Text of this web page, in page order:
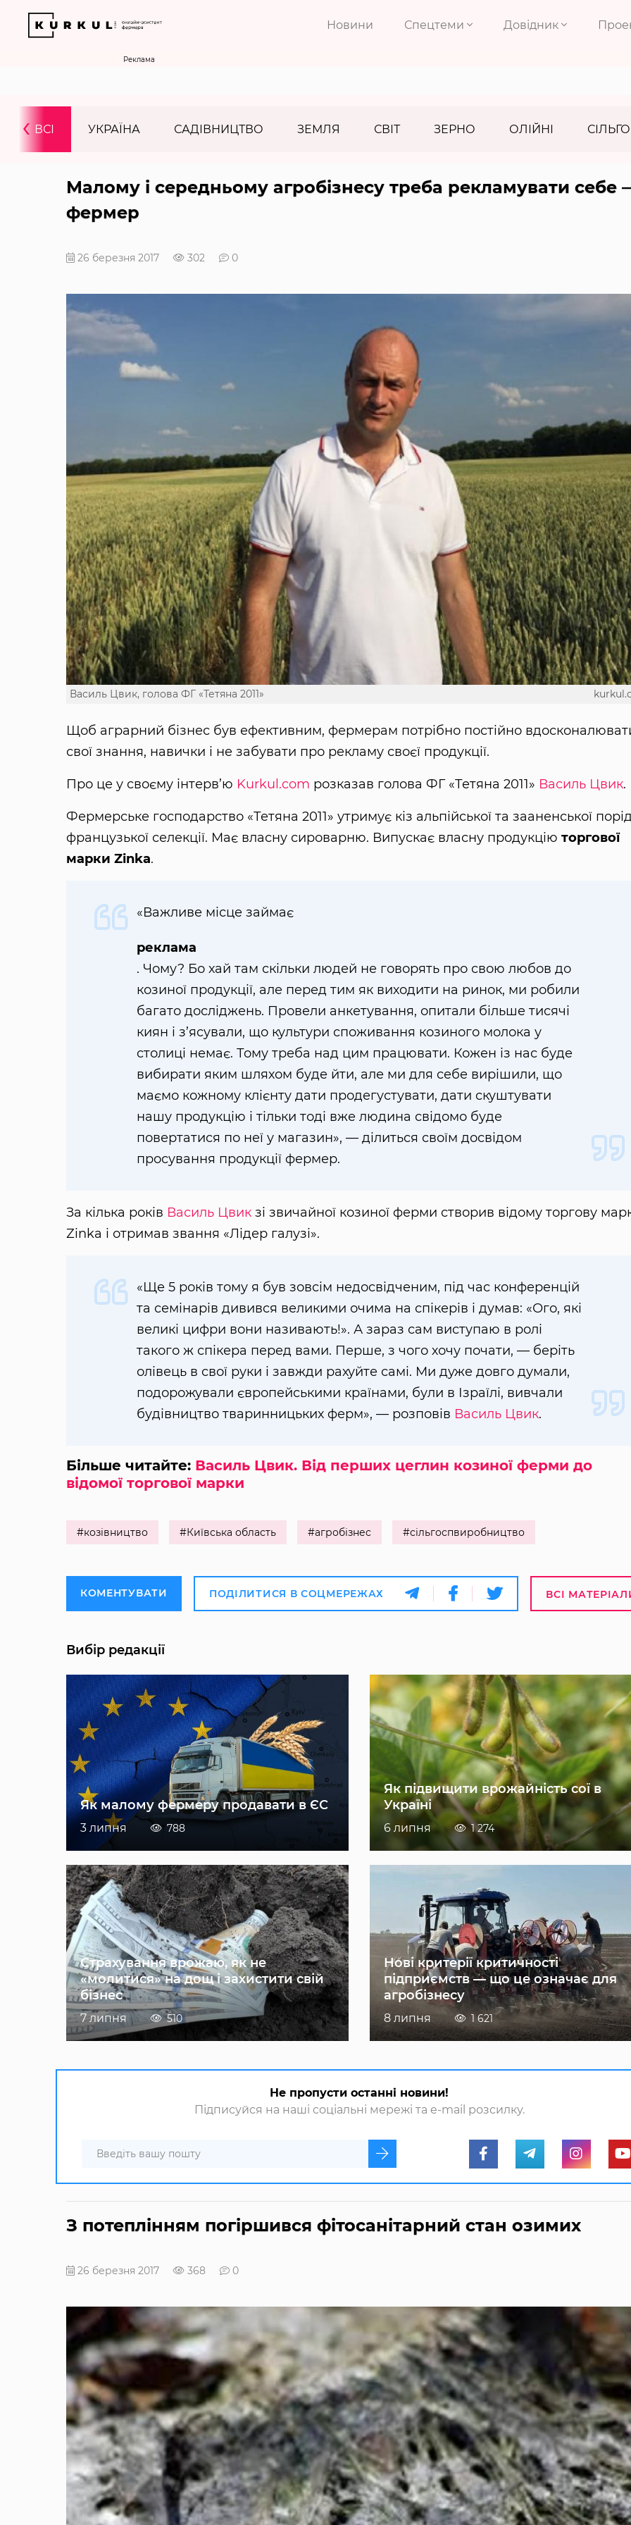
Новини Спецтеми Довідник
Реклама
ВСІ УКРАЇНА САДІВНИЦТВО ЗЕМЛЯ СВІТ ЗЕРНО ОЛІЙНІ
‹
Малому і середньому агробізнесу треба рекламувати себе
фермер
26 березня 2017 302 0
Василь Цвик, голова ФГ «Тетяна 2011»
Щоб аграрний бізнес був ефективним, фермерам потрібно постійно
свої знання, навички і не забувати про рекламу своєї продукції.
Про це у своєму інтерв’ю Kurkul.com розказав голова ФГ «Тетяна 2011» Василь Цвик.
Фермерське господарство «Тетяна 2011» утримує кіз альпійської та зааненської
французької селекції. Має власну сироварню. Випускає власну продукцію торгової
марки Zinka.
«Важливе місце займає
реклама
. Чому? Бо хай там скільки людей не говорять про свою любов до
козиної продукції, але перед тим як виходити на ринок, ми робили
багато досліджень. Провели анкетування, опитали більше тисячі
киян і з’ясували, що культури споживання козиного молока у
столиці немає. Тому треба над цим працювати. Кожен із нас буде
вибирати яким шляхом буде йти, але ми для себе вирішили, що
маємо кожному клієнту дати продегустувати, дати скуштувати
нашу продукцію і тільки тоді вже людина свідомо буде
повертатися по неї у магазин», — ділиться своїм досвідом
просування продукції фермер.
За кілька років Василь Цвикзі звичайної козиної ферми створив відому торгову
Zinka і отримав звання «Лідер галузі».
«Ще 5 років тому я був зовсім недосвідченим, під час конференцій
та семінарів дивився великими очима на спікерів і думав: «Ого, які
великі цифри вони називають!». А зараз сам виступаю в ролі
такого ж спікера перед вами. Перше, з чого хочу почати, — беріть
олівець в свої руки і завжди рахуйте самі. Ми дуже довго думали,
подорожували європейськими країнами, були в Ізраїлі, вивчали
будівництво тваринницьких ферм», — розповів Василь Цвик.
Більше читайте: Василь Цвик. Від перших цеглин козиної ферми до
відомої торгової марки
#козівництво #Київська область #агробізнес #сільгоспвиробництво
КОМЕНТУВАТИ ПОДІЛИТИСЯ В СОЦМЕРЕЖАХ ВСІ
Вибір редакції
Як малому фермеру продавати в ЄС
3 липня 788
Як підвищити врожайність сої в
Україні
6 липня 1 274
Страхування врожаю, як не
«молитися» на дощ і захистити свій
бізнес
7 липня 510
Нові критерії критичності
підприємств — що це означає для
агробізнесу
8 липня 1 621
Не пропусти останні новини!
Підписуйся на наші соціальні мережі та e-mail розсилку.
З потеплінням погіршився фітосанітарний стан озимих
26 березня 2017 368 0